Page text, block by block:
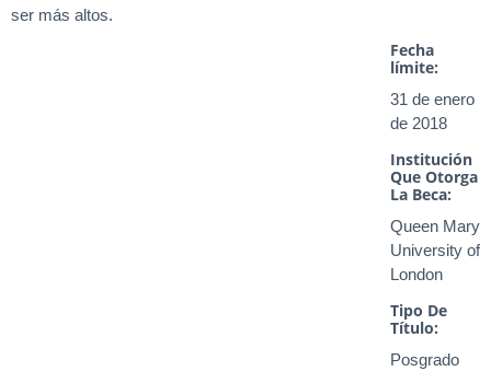
ser más altos.
Fecha
límite:
31 de enero
de 2018
Institución
Que Otorga
La Beca:
Queen Mary
University of
London
Tipo De
Título:
Posgrado